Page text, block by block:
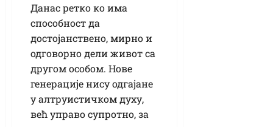
Данас ретко ко има
способност да
достојанствено, мирно и
одговорно дели живот са
другом особом. Нове
генерације нису одгајане
у алтруистичком духу,
већ управо супротно, за